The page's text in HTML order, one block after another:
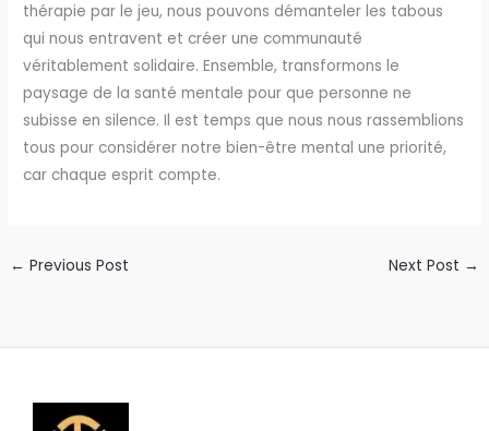
thérapie par le jeu, nous pouvons démanteler les tabous
qui nous entravent et créer une communauté
véritablement solidaire. Ensemble, transformons le
paysage de la santé mentale pour que personne ne
subisse en silence. Il est temps que nous nous rassemblions
tous pour considérer notre bien-être mental une priorité,
car chaque esprit compte.
← Previous Post Next Post →